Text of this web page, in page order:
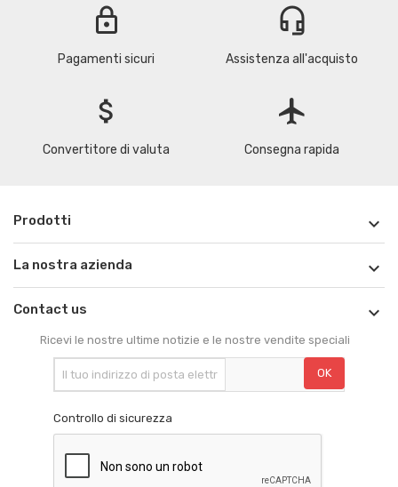
lock
Pagamenti sicuri
headset_mic
Assistenza all'acquisto
attach_money
Convertitore di valuta
flight
Consegna rapida
Prodotti 
La nostra azienda 
Contact us 
Ricevi le nostre ultime notizie e le nostre vendite speciali
Controllo di sicurezza